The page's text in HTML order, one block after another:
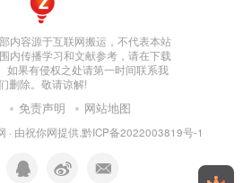
内容源于互联网搬运，不代表本站
内传播学习和文献参考，请在下载
如果有侵权之处请第一时间联系我
删除。敬请谅解!
免责声明 网站地图
· 由祝你网提供.黔ICP备2022003819号-1